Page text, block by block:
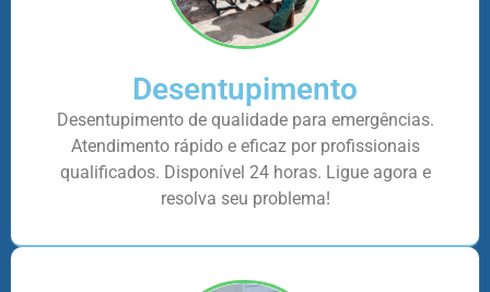
Desentupimento
Desentupimento de qualidade para emergências.
Atendimento rápido e eficaz por profissionais
qualificados. Disponível 24 horas. Ligue agora e
resolva seu problema!